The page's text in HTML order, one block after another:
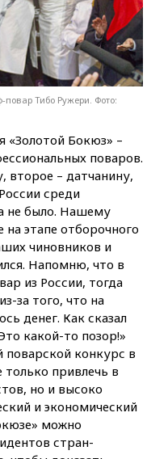
Тибо Ружери. Фото:
«Золотой Бокюз» –
поваров.
второе – датчанину,
среди
не было. Нашему
этапе отборочного
чиновников и
Напомню, что в
из России, тогда
за того, что на
денег. Как сказал
какой-то позор!»
конкурс в
привлечь в
но и высоко
и экономический
можно
стран-